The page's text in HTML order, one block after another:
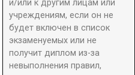
и/или к другим лицам или
учреждениям, если он не
будет включен в список
экзаменуемых или не
получит диплом из-за
невыполнения правил,